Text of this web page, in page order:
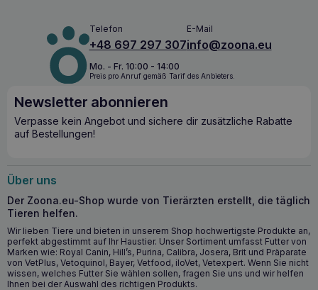
und Schwangerschaft – Zustände, die mit erhöhtem
Urinvolumen und verringertem spezifischem Gewicht des
Urins einhergehen – Flüssigkeitsretention – Aszites, Ödeme.
Wichtigste Vorteile: Sorgt für die Auflösung von Struvit
(Kristallen und Steinen) Reduziert das Risiko eines erneuten
Auftretens von Struvit-Lithiasis Führt zu einem metastabilen
Auftretens von Oxalat-Lithiasis Trockene Formel führt zu
erhöhter Wasseraufnahme, erhöhtem Urinvolumen und
Telefon
+48 697 297 307
E-Mail
info@zoona.eu
Mo. - Fr. 10:00 - 14:00
Preis pro Anruf gemäß Tarif des Anbieters.
Newsletter abonnieren
Verpasse kein Angebot und sichere dir zusätzliche Rabatte
auf Bestellungen!
Über uns
Der Zoona.eu-Shop wurde von Tierärzten erstellt, die täglich
Tieren helfen.
Wir lieben Tiere und bieten in unserem Shop hochwertigste Produkte an,
perfekt abgestimmt auf Ihr Haustier. Unser Sortiment umfasst Futter von
Marken wie: Royal Canin, Hill’s, Purina, Calibra, Josera, Brit und Präparate
von VetPlus, Vetoquinol, Bayer, Vetfood, iloVet, Vetexpert. Wenn Sie nicht
wissen, welches Futter Sie wählen sollen, fragen Sie uns und wir helfen
Ihnen bei der Auswahl des richtigen Produkts.